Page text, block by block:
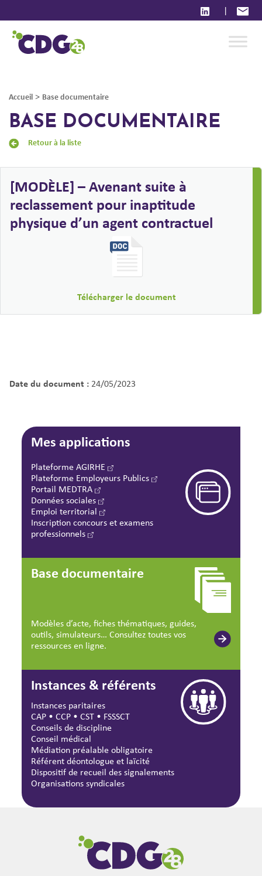
|
Accueil > Base documentaire
BASE DOCUMENTAIRE
Retour à la liste
[MODÈLE] – Avenant suite à
reclassement pour inaptitude
physique d’un agent contractuel
Télécharger le document
Date du document : 24/05/2023
Mes applications
Plateforme AGIRHE
Plateforme Employeurs Publics
Portail MEDTRA
Données sociales
Emploi territorial
Inscription concours et examens
professionnels
Base documentaire
Modèles d’acte, fiches thématiques, guides,
outils, simulateurs… Consultez toutes vos
ressources en ligne.
Instances & référents
Instances paritaires
CAP •CCP •CST • FSSSCT
Conseils de discipline
Conseil médical
Médiation préalable obligatoire
Référent déontologue et laïcité
Dispositif de recueil des signalements
Organisations syndicales